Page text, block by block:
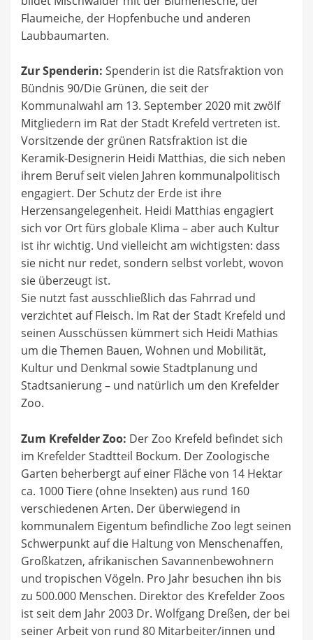
Flaumeiche, der Hopfenbuche und anderen
Laubbaumarten.
Zur Spenderin: Spenderin ist die Ratsfraktion von
Bündnis 90/Die Grünen, die seit der
Kommunalwahl am 13. September 2020 mit zwölf
Mitgliedern im Rat der Stadt Krefeld vertreten ist.
Vorsitzende der grünen Ratsfraktion ist die
Keramik-Designerin Heidi Matthias, die sich neben
ihrem Beruf seit vielen Jahren kommunalpolitisch
engagiert. Der Schutz der Erde ist ihre
Herzensangelegenheit. Heidi Matthias engagiert
sich vor Ort fürs globale Klima – aber auch Kultur
ist ihr wichtig. Und vielleicht am wichtigsten: dass
sie nicht nur redet, sondern selbst vorlebt, wovon
sie überzeugt ist.
Sie nutzt fast ausschließlich das Fahrrad und
verzichtet auf Fleisch. Im Rat der Stadt Krefeld und
seinen Ausschüssen kümmert sich Heidi Mathias
um die Themen Bauen, Wohnen und Mobilität,
Kultur und Denkmal sowie Stadtplanung und
Stadtsanierung – und natürlich um den Krefelder
Zoo.
Zum Krefelder Zoo: Der Zoo Krefeld befindet sich
im Krefelder Stadtteil Bockum. Der Zoologische
Garten beherbergt auf einer Fläche von 14 Hektar
ca. 1000 Tiere (ohne Insekten) aus rund 160
verschiedenen Arten. Der überwiegend in
kommunalem Eigentum befindliche Zoo legt seinen
Schwerpunkt auf die Haltung von Menschenaffen,
Großkatzen, afrikanischen Savannenbewohnern
und tropischen Vögeln. Pro Jahr besuchen ihn bis
zu 500.000 Menschen. Direktor des Krefelder Zoos
ist seit dem Jahr 2003 Dr. Wolfgang Dreßen, der bei
seiner Arbeit von rund 80 Mitarbeiter/innen und